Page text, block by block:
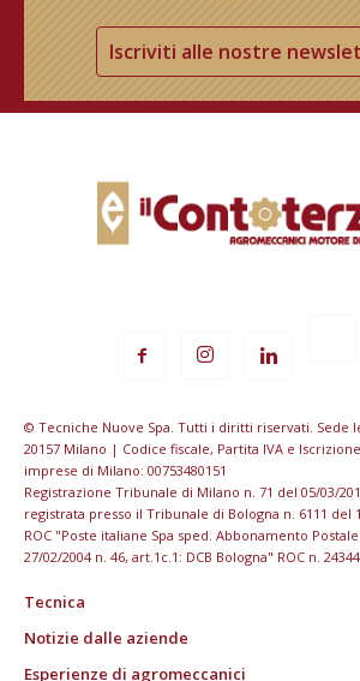
Iscriviti alle nostre
© Tecniche Nuove Spa. Tutti i diritti riservati. Sede
20157 Milano | Codice fiscale, Partita IVA e
imprese di Milano: 00753480151
Registrazione Tribunale di Milano n. 71 del 05/03/
registrata presso il Tribunale di Bologna n. 6111 del
ROC "Poste italiane Spa sped. Abbonamento Postale
27/02/2004 n. 46, art.1c.1: DCB Bologna" ROC n.
Tecnica
Notizie dalle aziende
Esperienze di agromeccanici